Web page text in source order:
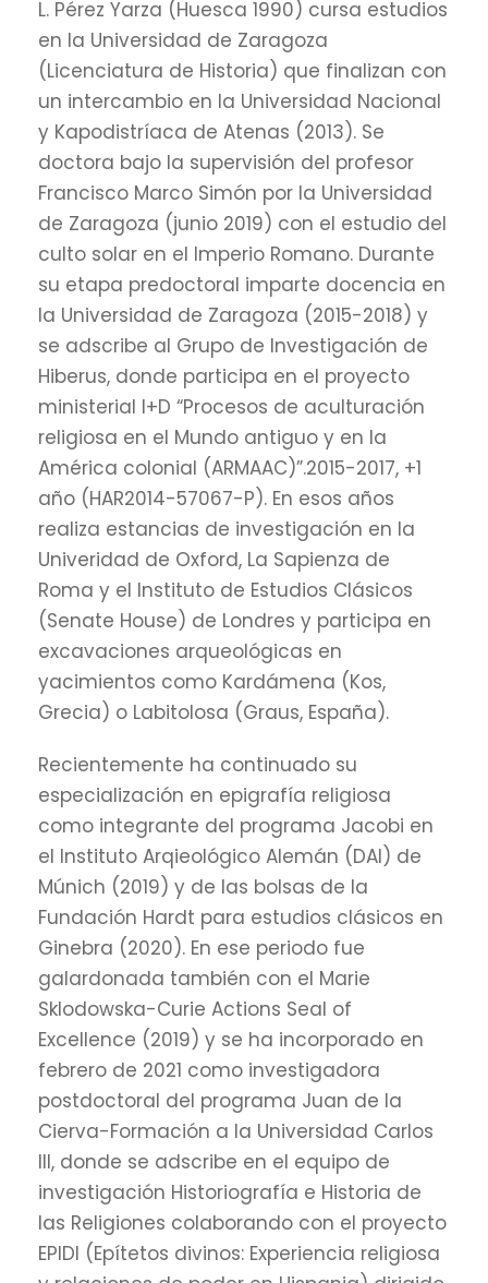
L. Pérez Yarza (Huesca 1990) cursa estudios
en la Universidad de Zaragoza
(Licenciatura de Historia) que finalizan con
un intercambio en la Universidad Nacional
y Kapodistríaca de Atenas (2013). Se
doctora bajo la supervisión del profesor
Francisco Marco Simón por la Universidad
de Zaragoza (junio 2019) con el estudio del
culto solar en el Imperio Romano. Durante
su etapa predoctoral imparte docencia en
la Universidad de Zaragoza (2015-2018) y
se adscribe al Grupo de Investigación de
Hiberus, donde participa en el proyecto
ministerial I+D “Procesos de aculturación
religiosa en el Mundo antiguo y en la
América colonial (ARMAAC)”.2015-2017, +1
año (HAR2014-57067-P). En esos años
realiza estancias de investigación en la
Univeridad de Oxford, La Sapienza de
Roma y el Instituto de Estudios Clásicos
(Senate House) de Londres y participa en
excavaciones arqueológicas en
yacimientos como Kardámena (Kos,
Grecia) o Labitolosa (Graus, España).
Recientemente ha continuado su
especialización en epigrafía religiosa
como integrante del programa Jacobi en
el Instituto Arqieológico Alemán (DAI) de
Múnich (2019) y de las bolsas de la
Fundación Hardt para estudios clásicos en
Ginebra (2020). En ese periodo fue
galardonada también con el Marie
Sklodowska-Curie Actions Seal of
Excellence (2019) y se ha incorporado en
febrero de 2021 como investigadora
postdoctoral del programa Juan de la
Cierva-Formación a la Universidad Carlos
III, donde se adscribe en el equipo de
investigación Historiografía e Historia de
las Religiones colaborando con el proyecto
EPIDI (Epítetos divinos: Experiencia religiosa